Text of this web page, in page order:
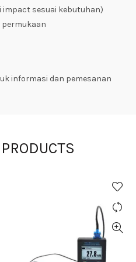
impact sesuai kebutuhan)
informasi dan pemesanan